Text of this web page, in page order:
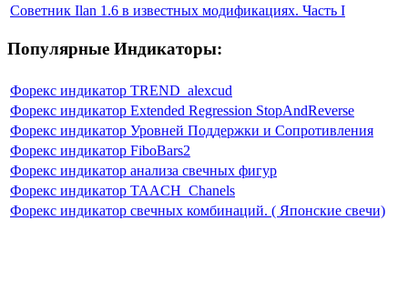
Советник Ilan 1.6 в известных модификациях. Часть I
Популярные Индикаторы:
Форекс индикатор TREND_alexcud
Форекс индикатор Extended Regression StopAndReverse
Форекс индикатор Уровней Поддержки и Сопротивления
Форекс индикатор FiboBars2
Форекс индикатор анализа свечных фигур
Форекс индикатор TAACH_Chanels
Форекс индикатор свечных комбинаций. ( Японские свечи)